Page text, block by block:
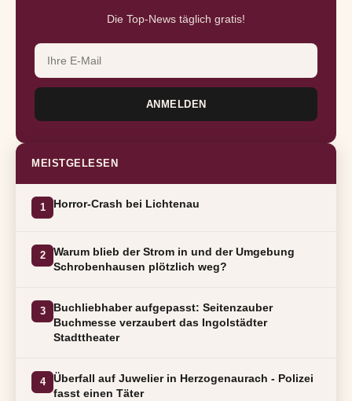
Die Top-News täglich gratis!
ANMELDEN
MEISTGELESEN
1 Horror-Crash bei Lichtenau
2
Warum blieb der Strom in und der Umgebung
Schrobenhausen plötzlich weg?
3
Buchliebhaber aufgepasst: Seitenzauber
Buchmesse verzaubert das Ingolstädter
Stadttheater
4
Überfall auf Juwelier in Herzogenaurach - Polizei
fasst einen Täter